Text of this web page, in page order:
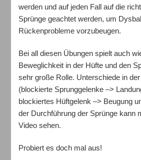
werden und auf jeden Fall auf die
Sprünge geachtet werden, um
Rückenprobleme vorzubeugen.
Bei all diesen Übungen spielt auch
Beweglichkeit in der Hüfte und den
sehr große Rolle. Unterschiede in
(blockierte Sprunggelenke –>
blockiertes Hüftgelenk –> Beugung
der Durchführung der Sprünge kann
Video sehen.
Probiert es doch mal aus!